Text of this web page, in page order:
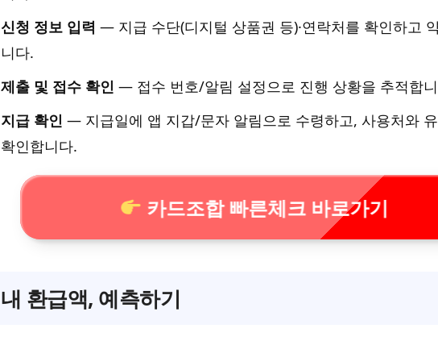
신청 정보 입력 — 지급 수단(디지털 상품권 등)·연락처를 확인하고
니다.
제출 및 접수 확인 — 접수 번호/알림 설정으로 진행 상황을 추적합
지급 확인 — 지급일에 앱 지갑/문자 알림으로 수령하고, 사용처와
확인합니다.
카드조합 빠른체크 바로가기
내 환급액, 예측하기